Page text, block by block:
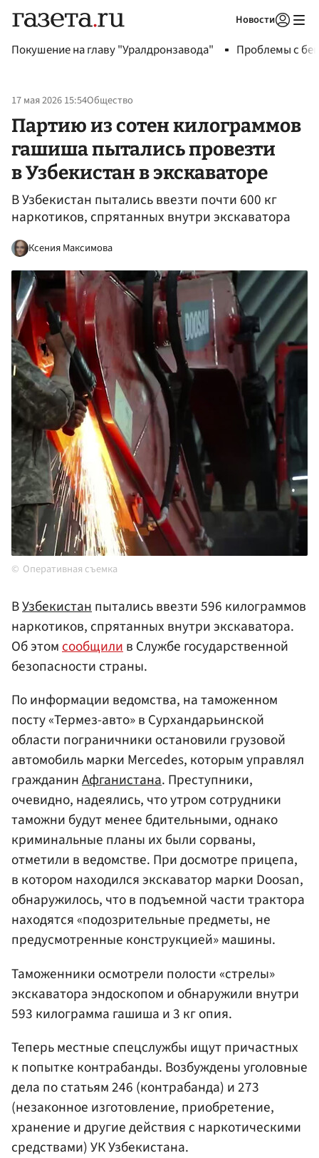
Новости
Покушение на главу "Уралдронзавода" Проблемы с
17 мая 2026 15:54Общество
Партию из сотен килограммов
гашиша пытались провезти
в Узбекистан в экскаваторе
В Узбекистан пытались ввезти почти 600 кг
наркотиков, спрятанных внутри экскаватора
Ксения Максимова
Оперативная съемка
ВУзбекистанпытались ввезти 596 килограммов
наркотиков, спрятанных внутри экскаватора.
Об этомсообщилив Службе государственной
безопасности страны.
По информации ведомства, на таможенном
посту «Термез-авто» в Сурхандарьинской
области пограничники остановили грузовой
автомобиль марки Mercedes, которым управлял
гражданинАфганистана. Преступники,
очевидно, надеялись, что утром сотрудники
таможни будут менее бдительными, однако
криминальные планы их были сорваны,
отметили в ведомстве. При досмотре прицепа,
в котором находился экскаватор марки Doosan,
обнаружилось, что в подъемной части трактора
находятся «подозрительные предметы, не
предусмотренные конструкцией» машины.
Таможенники осмотрели полости «стрелы»
экскаватора эндоскопом и обнаружили внутри
593 килограмма гашиша и 3 кг опия.
Теперь местные спецслужбы ищут причастных
к попытке контрабанды. Возбуждены уголовные
дела по статьям 246 (контрабанда) и 273
(незаконное изготовление, приобретение,
хранение и другие действия с наркотическими
средствами) УК Узбекистана.